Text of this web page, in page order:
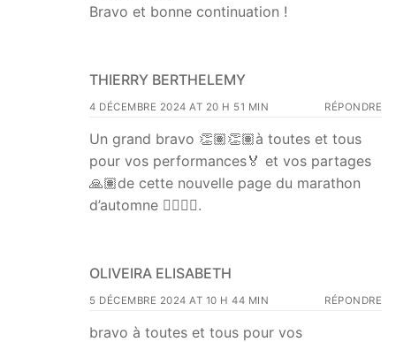
Bravo et bonne continuation !
THIERRY BERTHELEMY
4 DÉCEMBRE 2024 AT 20 H 51 MIN RÉPONDRE
Un grand bravo 👏🏽👏🏽à toutes et tous
pour vos performances🏅 et vos partages
🙏🏽de cette nouvelle page du marathon
d’automne ✌🏽🍁🍂.
OLIVEIRA ELISABETH
5 DÉCEMBRE 2024 AT 10 H 44 MIN RÉPONDRE
bravo à toutes et tous pour vos